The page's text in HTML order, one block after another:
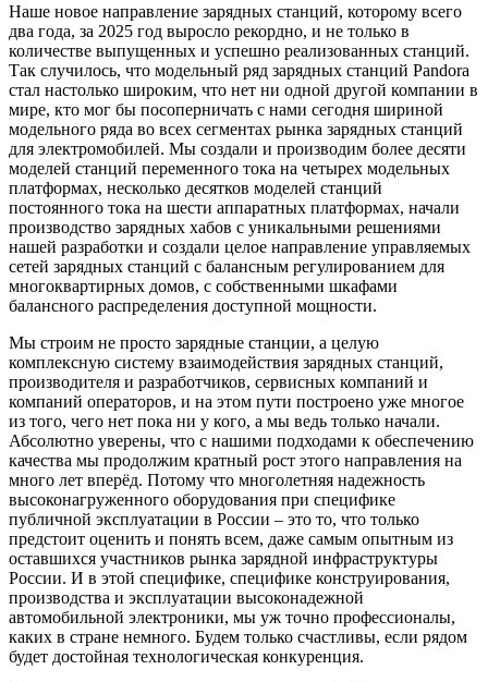
Наше новое направление зарядных станций, которому всего
два года, за 2025 год выросло рекордно, и не только в
количестве выпущенных и успешно реализованных станций.
Так случилось, что модельный ряд зарядных станций Pandora
стал настолько широким, что нет ни одной другой компании в
мире, кто мог бы посоперничать с нами сегодня шириной
модельного ряда во всех сегментах рынка зарядных станций
для электромобилей. Мы создали и производим более десяти
моделей станций переменного тока на четырех модельных
платформах, несколько десятков моделей станций
постоянного тока на шести аппаратных платформах, начали
производство зарядных хабов с уникальными решениями
нашей разработки и создали целое направление управляемых
сетей зарядных станций с балансным регулированием для
многоквартирных домов, с собственными шкафами
балансного распределения доступной мощности.
Мы строим не просто зарядные станции, а целую
комплексную систему взаимодействия зарядных станций,
производителя и разработчиков, сервисных компаний и
компаний операторов, и на этом пути построено уже многое
из того, чего нет пока ни у кого, а мы ведь только начали.
Абсолютно уверены, что с нашими подходами к обеспечению
качества мы продолжим кратный рост этого направления на
много лет вперёд. Потому что многолетняя надежность
высоконагруженного оборудования при специфике
публичной эксплуатации в России – это то, что только
предстоит оценить и понять всем, даже самым опытным из
оставшихся участников рынка зарядной инфраструктуры
России. И в этой специфике, специфике конструирования,
производства и эксплуатации высоконадежной
автомобильной электроники, мы уж точно профессионалы,
каких в стране немного. Будем только счастливы, если рядом
будет достойная технологическая конкуренция.